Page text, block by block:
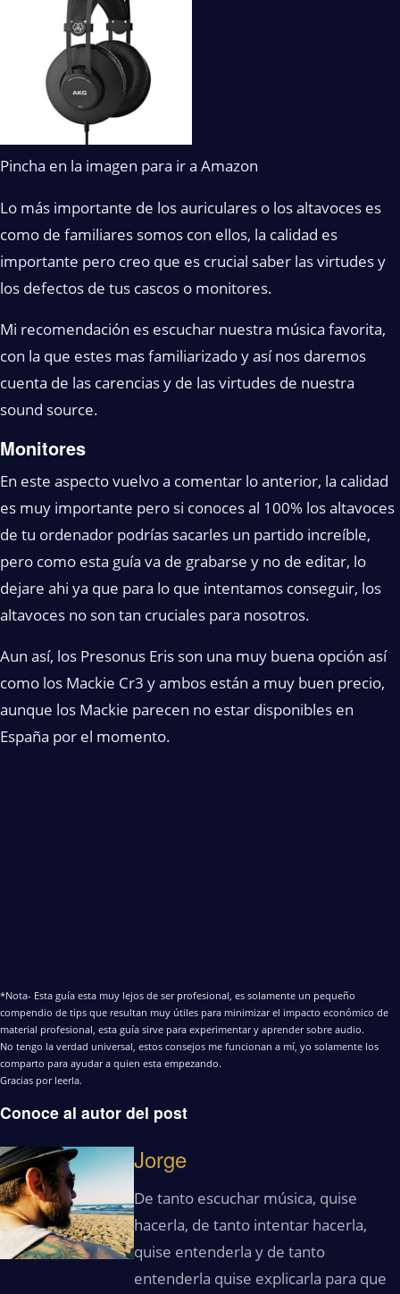
Pincha en la imagen para ir a Amazon
Lo más importante de los auriculares o los altavoces es
como de familiares somos con ellos, la calidad es
importante pero creo que es crucial saber las virtudes y
los defectos de tus cascos o monitores.
Mi recomendación es escuchar nuestra música favorita,
con la que estes mas familiarizado y así nos daremos
cuenta de las carencias y de las virtudes de nuestra
sound source.
Monitores
En este aspecto vuelvo a comentar lo anterior, la calidad
es muy importante pero si conoces al 100% los altavoces
de tu ordenador podrías sacarles un partido increíble,
pero como esta guía va de grabarse y no de editar, lo
dejare ahi ya que para lo que intentamos conseguir, los
altavoces no son tan cruciales para nosotros.
Aun así, los Presonus Eris son una muy buena opción así
como los Mackie Cr3 y ambos están a muy buen precio,
aunque los Mackie parecen no estar disponibles en
España por el momento.
*Nota- Esta guía esta muy lejos de ser profesional, es solamente un pequeño
compendio de tips que resultan muy útiles para minimizar el impacto económico de
material profesional, esta guía sirve para experimentar y aprender sobre audio.
No tengo la verdad universal, estos consejos me funcionan a mí, yo solamente los
comparto para ayudar a quien esta empezando.
Gracias por leerla.
Conoce al autor del post
Jorge
De tanto escuchar música, quise
hacerla, de tanto intentar hacerla,
quise entenderla y de tanto
entenderla quise explicarla para que